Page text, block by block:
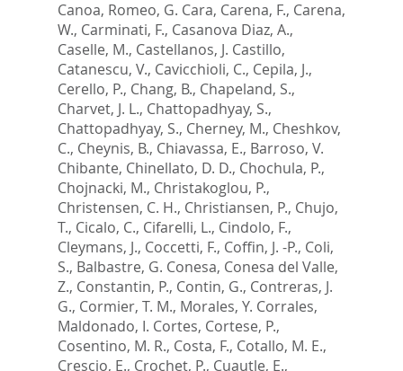
Canoa, Romeo, G. Cara, Carena, F., Carena,
W., Carminati, F., Casanova Diaz, A.,
Caselle, M., Castellanos, J. Castillo,
Catanescu, V., Cavicchioli, C., Cepila, J.,
Cerello, P., Chang, B., Chapeland, S.,
Charvet, J. L., Chattopadhyay, S.,
Chattopadhyay, S., Cherney, M., Cheshkov,
C., Cheynis, B., Chiavassa, E., Barroso, V.
Chibante, Chinellato, D. D., Chochula, P.,
Chojnacki, M., Christakoglou, P.,
Christensen, C. H., Christiansen, P., Chujo,
T., Cicalo, C., Cifarelli, L., Cindolo, F.,
Cleymans, J., Coccetti, F., Coffin, J. -P., Coli,
S., Balbastre, G. Conesa, Conesa del Valle,
Z., Constantin, P., Contin, G., Contreras, J.
G., Cormier, T. M., Morales, Y. Corrales,
Maldonado, I. Cortes, Cortese, P.,
Cosentino, M. R., Costa, F., Cotallo, M. E.,
Crescio, E., Crochet, P., Cuautle, E.,